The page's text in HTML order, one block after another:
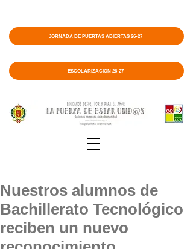
ESCOLARIZACIÓN 26-27
JORNADA DE PUERTAS ABIERTAS 26-27
Nuestros alumnos de
Bachillerato Tecnológico
reciben un nuevo